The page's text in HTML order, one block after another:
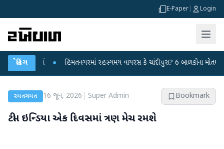
E-Paper Login
બ્રેકિંગ
કર્યા હિંમતનગરમાં રહસ્યમય વાયરસ કે ચાંદીપુરા? 6 બાળકોના મોતથી ફફડાટ
રમતગમત 16 જૂન, 2026 Super Admin Bookmark
ટીમ ઇન્ડિયા એક દિવસમાં ત્રણ મેચ રમશે